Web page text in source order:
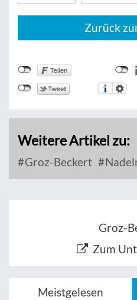
Zurück
Weitere Artikel zu:
Groz-Beckert
Groz-
Zum
Meistgelesen